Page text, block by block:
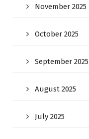
November 2025
October 2025
September 2025
August 2025
July 2025